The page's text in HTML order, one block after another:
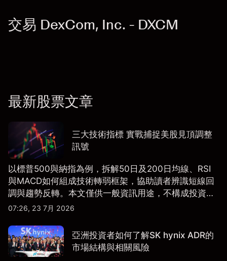
交易 DexCom, Inc. - DXCM
最新股票文章
三大技術指標 實戰捕捉美股見頂調整
訊號
以標普500與納指為例，拆解50日及200日均線、RSI
與MACD如何組成技術轉弱框架，協助讀者辨識短線回
調與趨勢反轉。本文僅供一般資訊用途，不構成投資研
究、投資建議或任何交易推薦。
07:26, 23 7月 2026
亞洲投資者如何了解SK hynix ADR的
市場結構與相關風險